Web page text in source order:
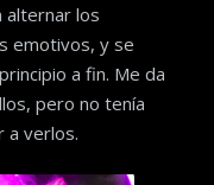
alternar los
emotivos, y se
a fin. Me da
pero no tenía
a verlos.